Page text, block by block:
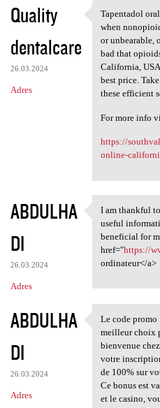
Quality
dentalcare
26.03.2024
Adres
Tapentadol
Tapentadol
when
or unbearable,
bad that
California,
best price.
these efficient
For more info
https://
online-
ABDULHA
DI
26.03.2024
Adres
I am
I am thankful
useful
beneficial for
href="https://
ordinateur</a>
ABDULHA
DI
26.03.2024
Adres
Le code
Le code
meilleur choix
bienvenue
votre
de 100% sur
Ce bonus est
et le casino,